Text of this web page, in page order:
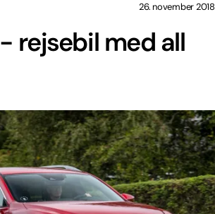
rejsebil med all
26. november 2018